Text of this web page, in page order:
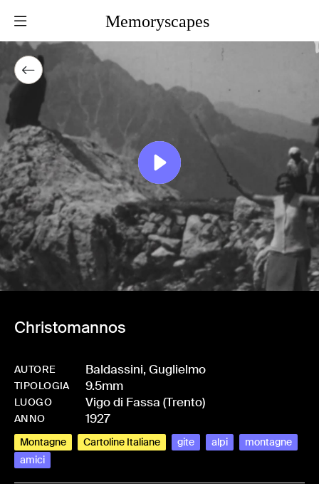
Memoryscapes
Christomannos
AUTORE Baldassini, Guglielmo
TIPOLOGIA 9.5mm
LUOGO Vigo di Fassa (Trento)
ANNO 1927
Montagne Cartoline Italiane gite alpi
montagne
amici